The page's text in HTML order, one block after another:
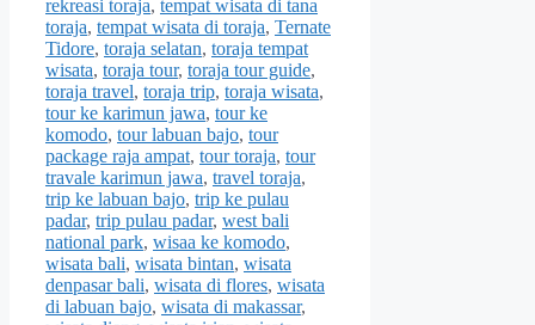
rekreasi toraja, tempat wisata di tana
toraja, tempat wisata di toraja, Ternate
Tidore, toraja selatan, toraja tempat
wisata, toraja tour, toraja tour guide,
toraja travel, toraja trip, toraja wisata,
tour ke karimun jawa, tour ke
komodo, tour labuan bajo, tour
package raja ampat, tour toraja, tour
travale karimun jawa, travel toraja,
trip ke labuan bajo, trip ke pulau
padar, trip pulau padar, west bali
national park, wisaa ke komodo,
wisata bali, wisata bintan, wisata
denpasar bali, wisata di flores, wisata
di labuan bajo, wisata di makassar,